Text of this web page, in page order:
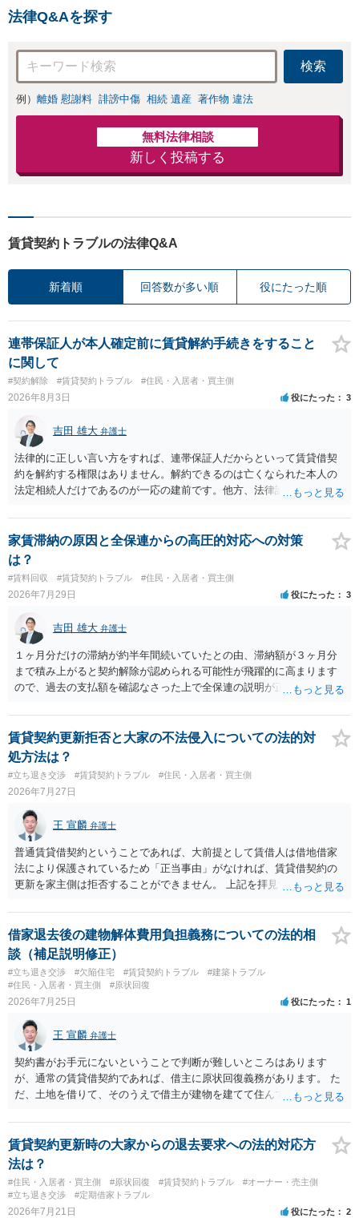
法律Q&Aを探す
検索
例） 離婚 慰謝料 誹謗中傷 相続 遺産 著作物 違法
無料法律相談
新しく投稿する
賃貸契約トラブルの法律Q&A
新着順 回答数が多い順 役にたった順
連帯保証人が本人確定前に賃貸解約手続きをすること
に関して
#契約解除 #賃貸契約トラブル #住民・入居者・買主側
2026年8月3日 役にたった 3
吉田 雄大 弁護士
法律的に正しい言い方をすれば、連帯保証人だからといって賃貸借契
約を解約する権限はありません。解約できるのは亡くなられた本人の
法定相続人だけであるのが一応の建前です。他方、法律論はさてお
する動機づけがなくなります。 今回進められつつある手続はあくまで
も、建物を賃貸人に一日も早く明け渡すための便宜的方法として理解
するのが良いと思います。またその方法で進めた方が、連帯保証人で
あるお知り合いさんにとっても、自身の経済的負担を最小限に食い止
められるため望ましいやり方だといえます。
家賃滞納の原因と全保連からの高圧的対応への対策
は？
#賃料回収 #賃貸契約トラブル #住民・入居者・買主側
2026年7月29日 役にたった 3
吉田 雄大 弁護士
１ヶ月分だけの滞納が約半年間続いていたとの由、滞納額が３ヶ月分
まで積み上がると契約解除が認められる可能性が飛躍的に高まります
ので、過去の支払額を確認なさった上で全保連の説明が正しければ、
た理由は気になるところですが、中身のある返答は期待できないと思
います。
賃貸契約更新拒否と大家の不法侵入についての法的対
処方法は？
#立ち退き交渉 #賃貸契約トラブル #住民・入居者・買主側
2026年7月27日
王 宣麟 弁護士
普通賃貸借契約ということであれば、大前提として賃借人は借地借家
法により保護されているため「正当事由」がなければ、賃貸借契約の
更新を家主側は拒否することができません。 上記を拝見する限り、通
定期確認させてもらないこと」が直ちに正当事由に当たるとは思えま
せんので、更新拒絶を拒否される方向性でよろしいかと存じます。 そ
の交渉の中で、一定の金銭をもらえれば退去には応じる旨交渉をして
みるのはいかがでしょうか。 過去に賃借人の許可なく無断で賃貸人が
入室する行為自体は不法行為となり、また刑事的にも住居侵入罪が成
立する可能性がありますので、これを理由に一定の金銭賠償を求める
借家退去後の建物解体費用負担義務についての法的相
談（補足説明修正）
#立ち退き交渉 #欠陥住宅 #賃貸契約トラブル
#建築トラブル
#住民・入居者・買主側
#原状回復
2026年7月25日 役にたった 1
王 宣麟 弁護士
契約書がお手元にないということで判断が難しいところはあります
が、通常の賃貸借契約であれば、借主に原状回復義務があります。 た
だ、土地を借りて、そのうえで借主が建物を建てて住んでいたケース
であれば、建物を収去して土地を明渡す義務は原則生じないはずで
す。 その後、建物を平屋に立て替えた場合であっても、貸主の承諾を
得ているのであれば、単純に費用を捻出した側に平屋の所有権が帰属
する、という話になるわけでもないように思います。 そのため、現
状、解体費用を負担することが明確な案件ではないため、まずは相手
に請求の根拠（なぜ当方が平屋の解体費用を負担しなければならない
賃貸契約更新時の大家からの退去要求への法的対応方
法は？
#住民・入居者・買主側 #原状回復 #賃貸契約トラブル
#オーナー・売主側
#立ち退き交渉
#定期借家トラブル
2026年7月21日 役にたった 2